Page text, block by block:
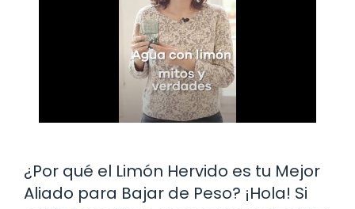
¿Por qué el Limón Hervido es tu Mejor
Aliado para Bajar de Peso? ¡Hola! Si